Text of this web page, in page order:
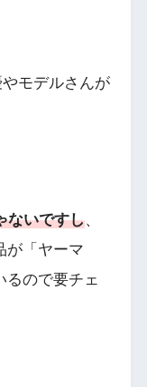
モデルさんが
ないですし、
が「ヤーマ
るので要チェ